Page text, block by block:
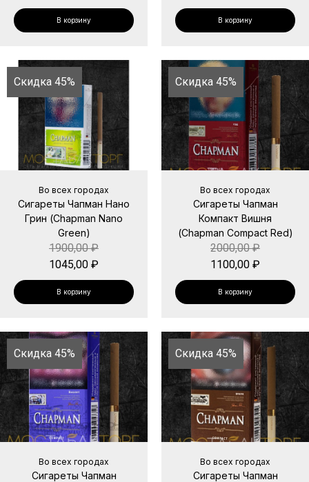
В корзину В корзину
Скидка 45%
Во всех городах
Сигареты Чапман Нано
Грин (Chapman Nano
Green)
1900,00₽
1045,00 ₽
В корзину
Скидка 45%
Во всех городах
Сигареты Чапман
Компакт Вишня
(Chapman Compact Red)
2000,00₽
1100,00 ₽
В корзину
Скидка 45%
Во всех городах
Сигареты Чапман
Скидка 45%
Во всех городах
Сигареты Чапман